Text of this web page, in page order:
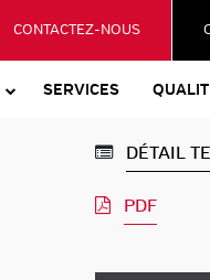
SERVICES
CONTACTEZ-NOUS
DÉTAIL
PDF